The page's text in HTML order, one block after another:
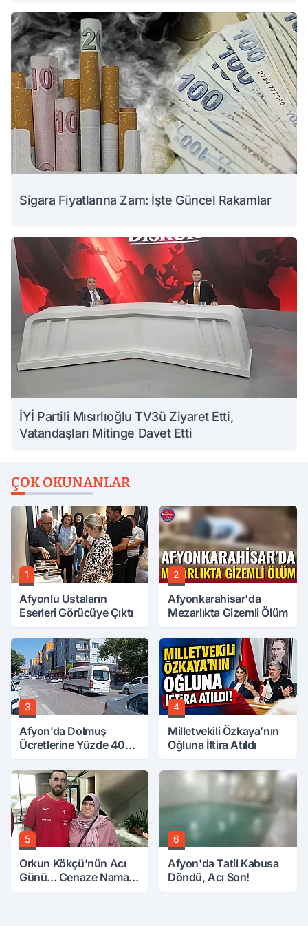
Sigara Fiyatlarına Zam: İşte Güncel Rakamlar
İYİ Partili Mısırlıoğlu TV3ü Ziyaret Etti,
Vatandaşları Mitinge Davet Etti
ÇOK OKUNANLAR
1
Afyonlu Ustaların
Eserleri Görücüye Çıktı
2
Afyonkarahisar'da
Mezarlıkta Gizemli Ölüm
3
Afyon’da Dolmuş
Ücretlerine Yüzde 40
4
Milletvekili Özkaya’nın
Oğluna İftira Atıldı
5
Orkun Kökçü'nün Acı
Günü... Cenaze Namazı
6
Afyon'da Tatil Kabusa
Döndü, Acı Son!